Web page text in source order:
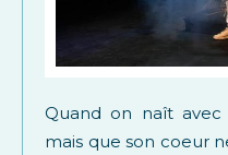
Quand on naît
mais que son coeur